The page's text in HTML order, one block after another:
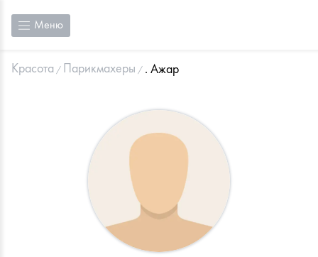
Меню
Красота Парикмахеры . Ажар